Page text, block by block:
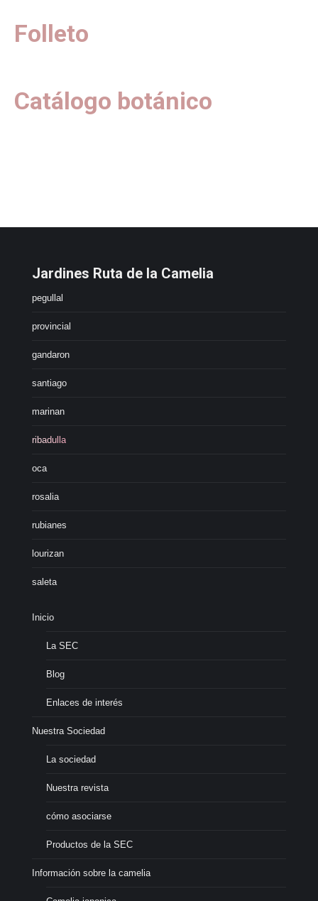
Folleto
Catálogo botánico
Jardines Ruta de la Camelia
pegullal
provincial
gandaron
santiago
marinan
ribadulla
oca
rosalia
rubianes
lourizan
saleta
Inicio
La SEC
Blog
Enlaces de interés
Nuestra Sociedad
La sociedad
Nuestra revista
cómo asociarse
Productos de la SEC
Información sobre la camelia